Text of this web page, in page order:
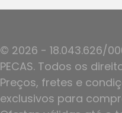
© 2026 - 18.043.626/
PECAS. Todos os
Preços, fretes e
exclusivos para